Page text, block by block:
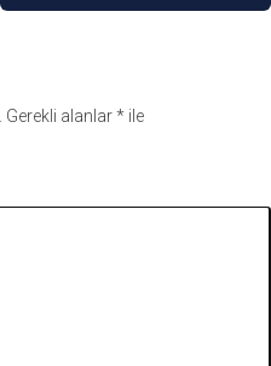
Gerekli alanlar* ile